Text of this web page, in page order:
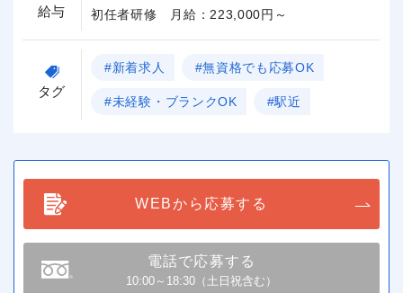
給与
初任者研修 月給：223,000円～
タグ
#新着求人 #無資格でも応募OK
#未経験・ブランクOK #駅近
WEBから応募する
電話で応募する
10:00～18:30（土日祝含む）